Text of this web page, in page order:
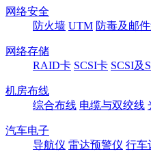
网络安全
防火墙 UTM 防毒及邮
网络存储
RAID卡 SCSI卡 SCSI及
机房布线
综合布线 电缆与双绞线
汽车电子
导航仪 雷达预警仪 行车